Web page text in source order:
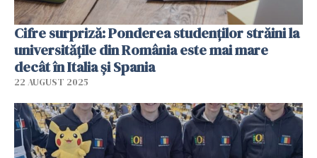
Cifre surpriză: Ponderea studenţilor străini la
universităţile din România este mai mare
decât în Italia şi Spania
22 AUGUST 2025